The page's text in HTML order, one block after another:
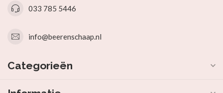
033 785 5446
info@beerenschaap.nl
Categorieën